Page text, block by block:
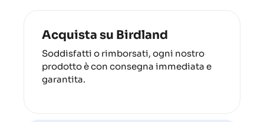
Acquista su Birdland
Soddisfatti o rimborsati, ogni nostro
prodotto è con consegna immediata e
garantita.